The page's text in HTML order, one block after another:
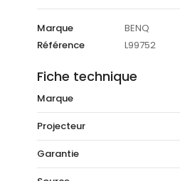
Marque
BENQ
Référence
L99752
Fiche technique
Marque
Projecteur
Garantie